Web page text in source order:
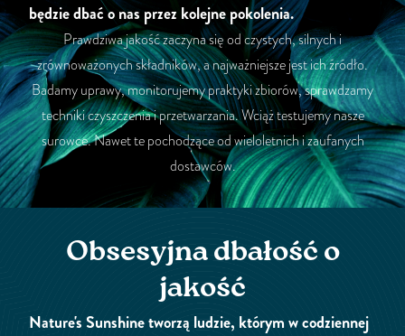
będzie dbać o nas przez kolejne pokolenia.
Prawdziwa jakość zaczyna się od czystych, silnych i
zrównoważonych składników, a najważniejsze jest ich źródło.
Badamy uprawy, monitorujemy praktyki zbiorów, sprawdzamy
techniki czyszczenia i przetwarzania. Wciąż testujemy nasze
surowce. Nawet te pochodzące od wieloletnich i zaufanych
dostawców.
Obsesyjna dbałość o
jakość
Nature's Sunshine tworzą ludzie, którym w codziennej